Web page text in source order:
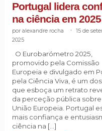
Portugal lidera
na ciência em 2025
alexandre rocha
15 de
2025
O Eurobarómetro 2025,
promovido pela Comissão
Europeia e divulgado em
pela Ciência Viva, é um
que esboça um retrato
da perceção pública
União Europeia. Portugal
mais confiança e
ciência na […]